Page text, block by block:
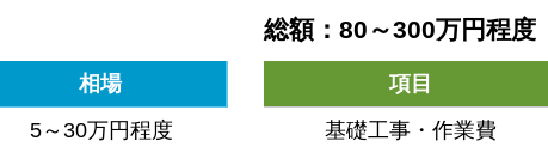
相場
5～30万円程度
総額：80～300万円程度
項目
基礎工事・作業費